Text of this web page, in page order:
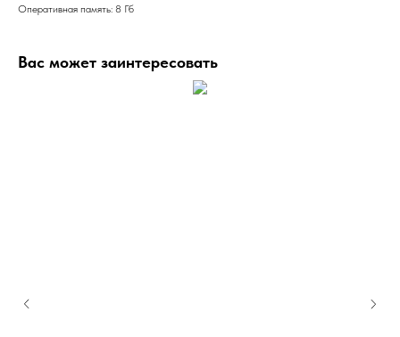
Оперативная память: 8 Гб
Вас может заинтересовать